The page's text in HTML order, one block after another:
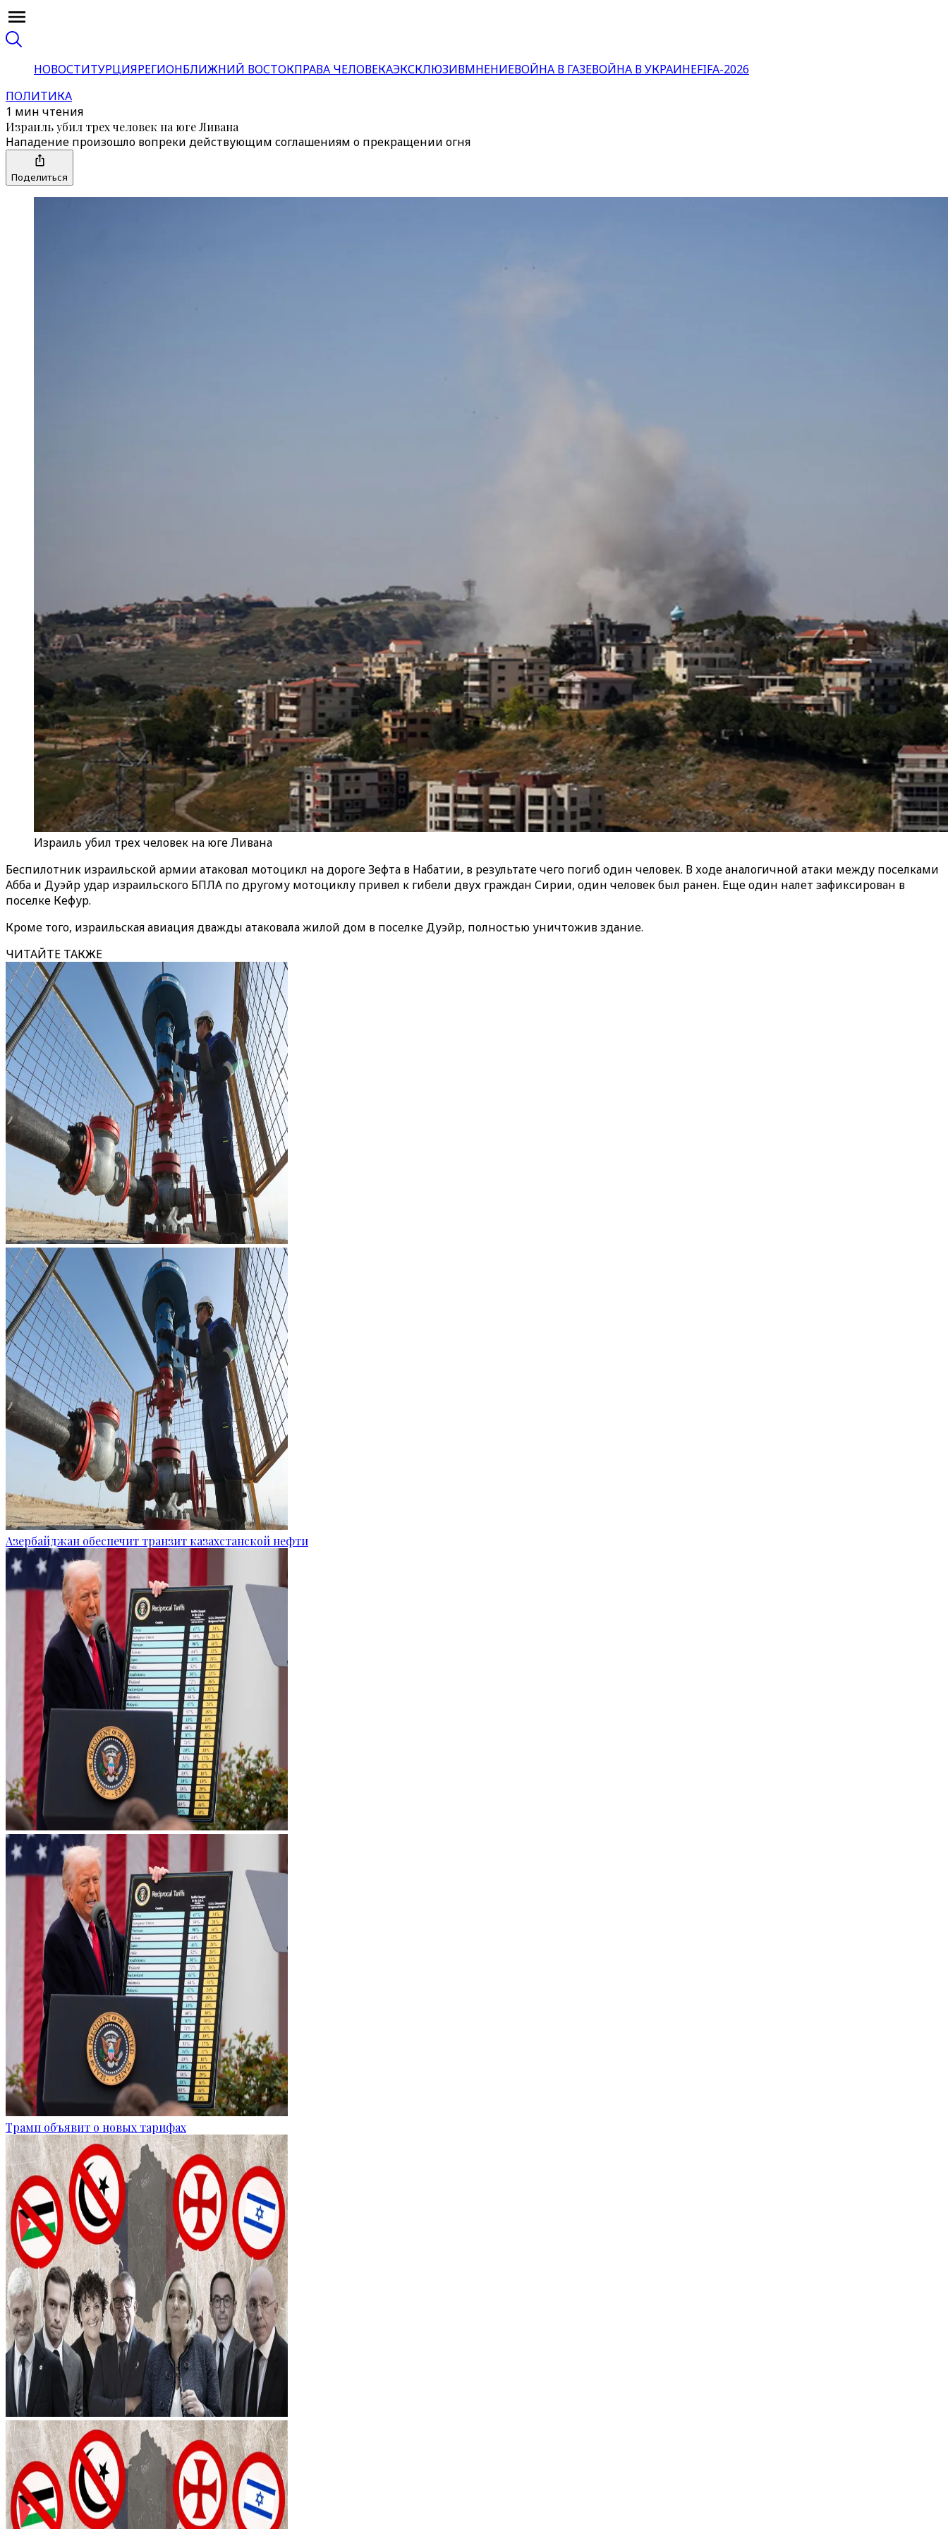
НОВОСТИТУРЦИЯРЕГИОНБЛИЖНИЙ ВОСТОКПРАВА ЧЕЛОВЕКАЭКСКЛЮЗИВМНЕНИЕВОЙНА В ГАЗЕВОЙНА В УКРАИНЕFIFA-2026
ПОЛИТИКА
1 мин чтения
Израиль убил трех человек на юге Ливана
Нападение произошло вопреки действующим соглашениям о прекращении огня
Поделиться
Израиль убил трех человек на юге Ливана
Беспилотник израильской армии атаковал мотоцикл на дороге Зефта в Набатии, в результате чего погиб один человек. В ходе аналогичной атаки между поселками
Абба и Дуэйр удар израильского БПЛА по другому мотоциклу привел к гибели двух граждан Сирии, один человек был ранен. Еще один налет зафиксирован в
поселке Кефур.
Кроме того, израильская авиация дважды атаковала жилой дом в поселке Дуэйр, полностью уничтожив здание.
ЧИТАЙТЕ ТАКЖЕ
Азербайджан обеспечит транзит казахстанской нефти
Трамп объявит о новых тарифах